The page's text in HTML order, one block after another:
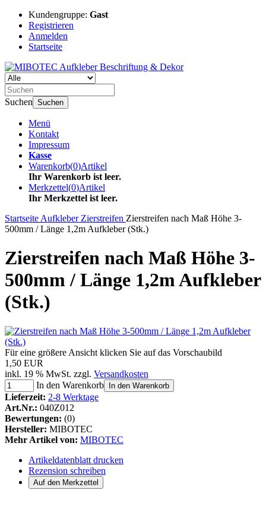
Kundengruppe: Gast
Registrieren
Anmelden
Startseite
Suchen Suchen
Menü
Kontakt
Impressum
Kasse
Warenkorb(0)Artikel
Ihr Warenkorb ist leer.
Merkzettel(0)Artikel
Ihr Merkzettel ist leer.
Startseite Aufkleber Zierstreifen Zierstreifen nach Maß Höhe 3-
500mm / Länge 1,2m Aufkleber (Stk.)
Zierstreifen nach Maß Höhe 3-
500mm / Länge 1,2m Aufkleber
(Stk.)
Für eine größere Ansicht klicken Sie auf das Vorschaubild
1,50 EUR
inkl. 19 % MwSt. zzgl. Versandkosten
In den Warenkorb
In den Warenkorb
Lieferzeit: 2-8 Werktage
Art.Nr.: 040Z012
Bewertungen: (0)
Hersteller: MIBOTEC
Mehr Artikel von: MIBOTEC
Artikeldatenblatt drucken
Rezension schreiben